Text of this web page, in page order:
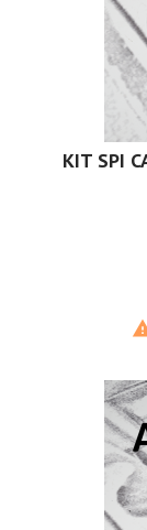
KIT SPI